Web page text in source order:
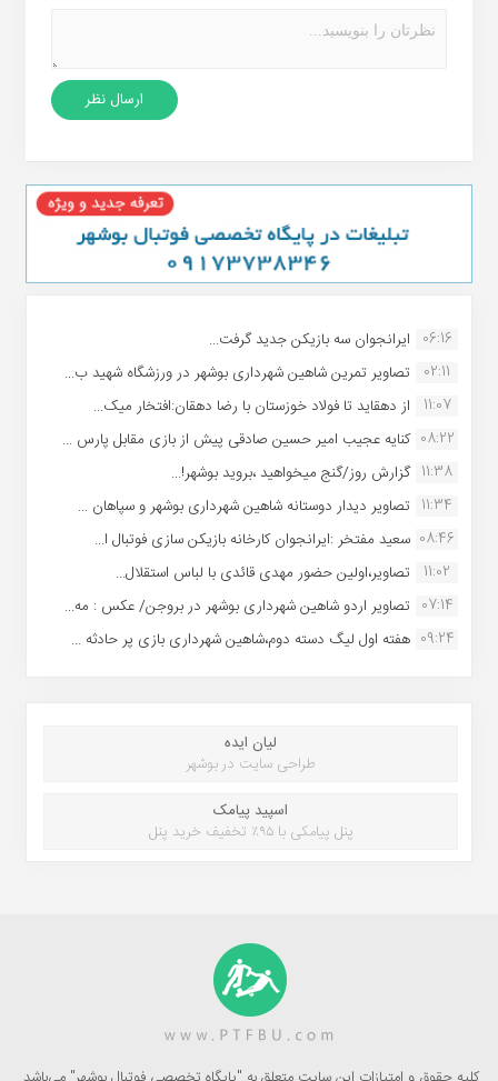
06:16 ایرانجوان سه بازیکن جدید گرفت...
02:11
تصاویر تمرین شاهین شهردارى بوشهر در ورزشگاه شهید ب...
11:07
از دهقاید تا فولاد خوزستان با رضا دهقان:افتخار میک...
08:22 کنایه عجیب امیر حسین صادقی پیش از بازی مقابل پارس ...
11:38 گزارش روز/گنج میخواهید ،بروید بوشهر!...
11:34 تصاویر دیدار دوستانه شاهین شهردارى بوشهر و سپاهان ...
08:46 سعید مفتخر :ایرانجوان کارخانه بازیکن سازی فوتبال ا...
11:02
تصاویر،اولین حضور مهدی قائدی با لباس استقلال...
07:14 تصاویر اردو شاهین شهرداری بوشهر در بروجن/ عکس : مه...
09:24 هفته اول لیگ دسته دوم،شاهین شهرداری بازی پر حادثه ...
لیان ایده
طراحی سایت در بوشهر
اسپید پیامک
پنل پیامکی با ۹۵٪ تخفیف خرید پنل